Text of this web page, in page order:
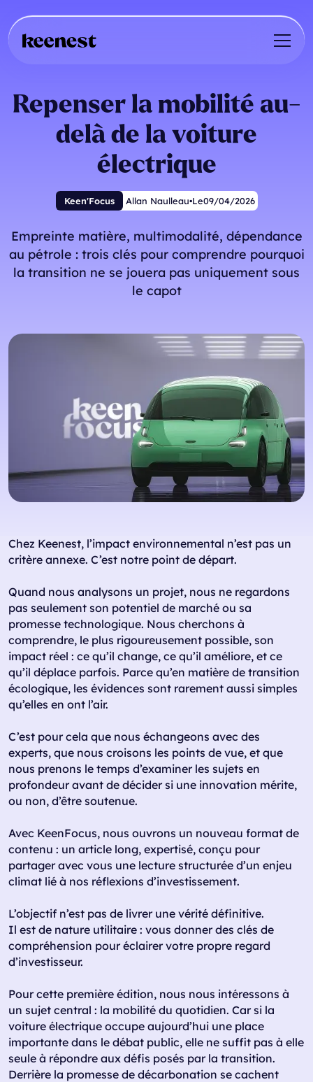
Repenser la mobilité au-
delà de la voiture
électrique
Keen'Focus Allan Naulleau•Le09/04/2026
Empreinte matière, multimodalité, dépendance
au pétrole : trois clés pour comprendre pourquoi
la transition ne se jouera pas uniquement sous
le capot
Chez Keenest, l’impact environnemental n’est pas un
critère annexe. C’est notre point de départ.
Quand nous analysons un projet, nous ne regardons
pas seulement son potentiel de marché ou sa
promesse technologique. Nous cherchons à
comprendre, le plus rigoureusement possible, son
impact réel : ce qu’il change, ce qu’il améliore, et ce
qu’il déplace parfois. Parce qu’en matière de transition
écologique, les évidences sont rarement aussi simples
qu’elles en ont l’air.
C’est pour cela que nous échangeons avec des
experts, que nous croisons les points de vue, et que
nous prenons le temps d’examiner les sujets en
profondeur avant de décider si une innovation mérite,
ou non, d’être soutenue.
Avec KeenFocus, nous ouvrons un nouveau format de
contenu : un article long, expertisé, conçu pour
partager avec vous une lecture structurée d’un enjeu
climat lié à nos réflexions d’investissement.
L’objectif n’est pas de livrer une vérité définitive.
Il est de nature utilitaire : vous donner des clés de
compréhension pour éclairer votre propre regard
d’investisseur.
Pour cette première édition, nous nous intéressons à
un sujet central : la mobilité du quotidien. Car si la
voiture électrique occupe aujourd’hui une place
importante dans le débat public, elle ne suffit pas à elle
seule à répondre aux défis posés par la transition.
Derrière la promesse de décarbonation se cachent